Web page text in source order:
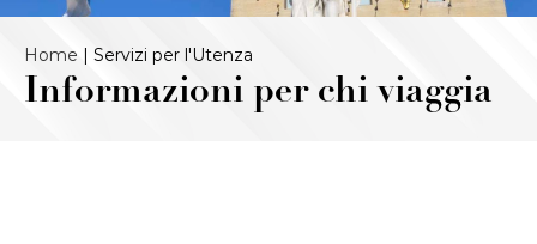
Home | Servizi per l'Utenza
Informazioni per chi viaggia